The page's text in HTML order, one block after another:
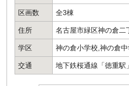
区画数 全3棟
住所 名古屋市緑区神の倉二
学区 神の倉小学校,神の倉
交通 地下鉄桜通線「徳重